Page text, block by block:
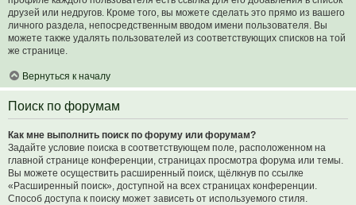
друзей или недругов. Кроме того, вы можете сделать это прямо из вашего
личного раздела, непосредственным вводом имени пользователя. Вы
можете также удалять пользователей из соответствующих списков на той
же странице.
Вернуться к началу
Поиск по форумам
Как мне выполнить поиск по форуму или форумам?
Задайте условие поиска в соответствующем поле, расположенном на
главной странице конференции, страницах просмотра форума или темы.
Вы можете осуществить расширенный поиск, щёлкнув по ссылке
«Расширенный поиск», доступной на всех страницах конференции.
Способ доступа к поиску может зависеть от используемого стиля.